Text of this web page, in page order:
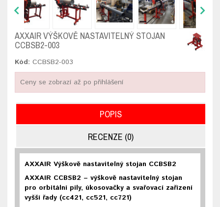
AXXAIR VÝŠKOVĚ NASTAVITELNÝ STOJAN
CCBSB2-003
Kód: CCBSB2-003
Ceny se zobrazí až po přihlášení
POPIS
RECENZE (0)
AXXAIR Výškově nastavitelný stojan CCBSB2
AXXAIR CCBSB2 – výškově nastavitelný stojan
pro orbitální pily, úkosovačky a svařovací zařízení
vyšší řady (cc421, cc521, cc721)